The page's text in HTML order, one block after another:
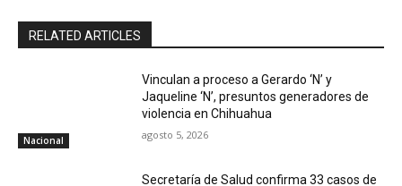
RELATED ARTICLES
Nacional
Vinculan a proceso a Gerardo ‘N’ y
Jaqueline ‘N’, presuntos generadores de
violencia en Chihuahua
agosto 5, 2026
Secretaría de Salud confirma 33 casos de